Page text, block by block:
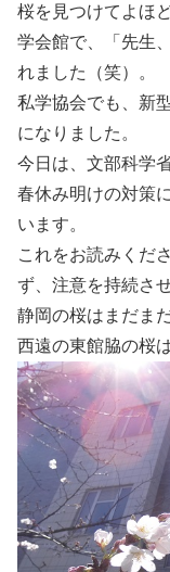
桜を見つけてよほ
学会館で、「先生
れました（笑）。
私学協会でも、新
になりました。
今日は、文部科学
春休み明けの対策
います。
これをお読みくだ
ず、注意を持続さ
静岡の桜はまだま
西遠の東館脇の桜